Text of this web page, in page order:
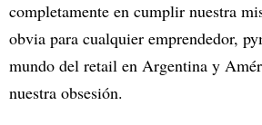
completamente en cumplir nuestra
obvia para cualquier emprendedor,
mundo del retail en Argentina y
nuestra obsesión.